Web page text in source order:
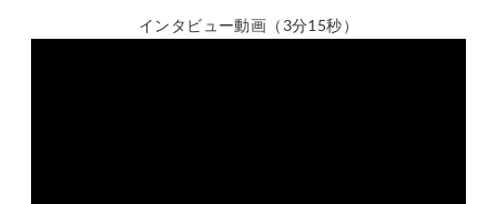
インタビュー動画（3分15秒）